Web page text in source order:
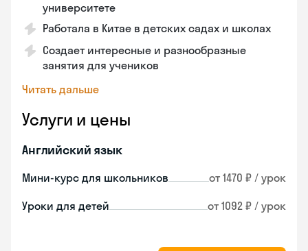
университете
Работала в Китае в детских садах и школах
Создает интересные и разнообразные
занятия для учеников
Читать дальше
Услуги и цены
Английский язык
Мини-курс для школьников от 1470 ₽ / урок
Уроки для детей от 1092 ₽ / урок